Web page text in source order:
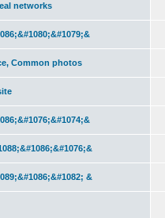
networks
Common photos
&